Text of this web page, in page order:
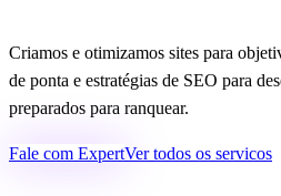
Criamos e otimizamos sites para
de ponta e estratégias de SEO para
preparados para ranquear.
Fale com ExpertVer todos os servicos